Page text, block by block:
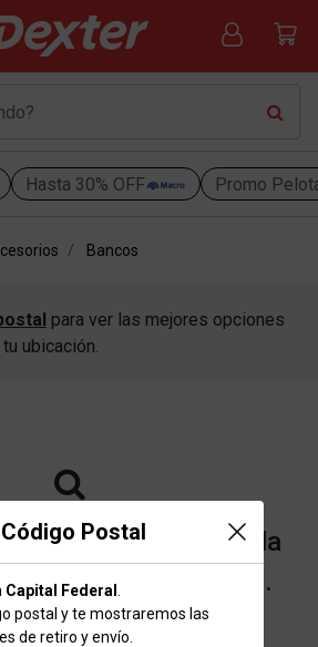
Hasta 30% OFF Promo
Postal
Capital Federal
postal y te mostraremos las
de retiro y envío.
Bancos
para ver las mejores opciones
ubicación.
resultados para la
que buscaste.